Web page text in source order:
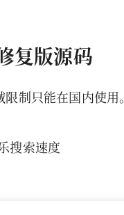
复版源码
制只能在国内使用。
搜索速度